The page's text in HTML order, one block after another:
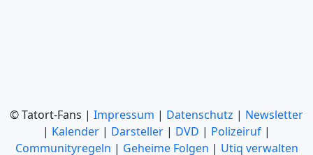
© Tatort-Fans | Impressum | Datenschutz | Newsletter
| Kalender | Darsteller | DVD | Polizeiruf |
Communityregeln | Geheime Folgen | Utiq verwalten